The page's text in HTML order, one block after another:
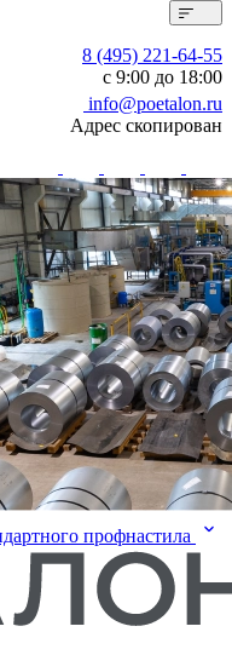
8 (495) 221-64-55
с 9:00 до 18:00
info@poetalon.ru
Адрес скопирован
профнастила